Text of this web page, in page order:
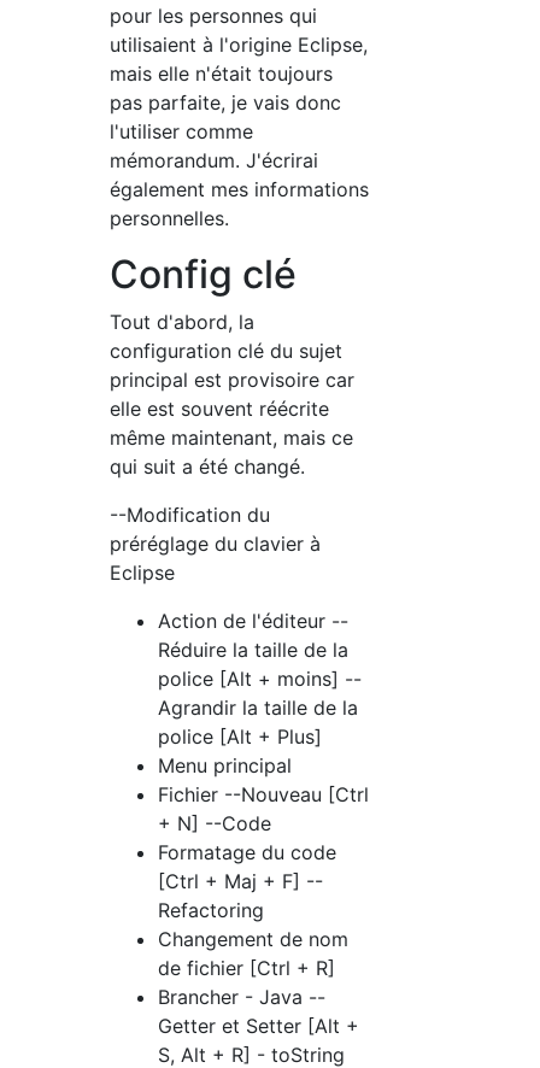
pour les personnes qui
utilisaient à l'origine Eclipse,
mais elle n'était toujours
pas parfaite, je vais donc
l'utiliser comme
mémorandum. J'écrirai
également mes informations
personnelles.
Config clé
Tout d'abord, la
configuration clé du sujet
principal est provisoire car
elle est souvent réécrite
même maintenant, mais ce
qui suit a été changé.
--Modification du
préréglage du clavier à
Eclipse
Action de l'éditeur --
Réduire la taille de la
police [Alt + moins] --
Agrandir la taille de la
police [Alt + Plus]
Menu principal
Fichier --Nouveau [Ctrl
+ N] --Code
Formatage du code
[Ctrl + Maj + F] --
Refactoring
Changement de nom
de fichier [Ctrl + R]
Brancher - Java --
Getter et Setter [Alt +
S, Alt + R] - toString